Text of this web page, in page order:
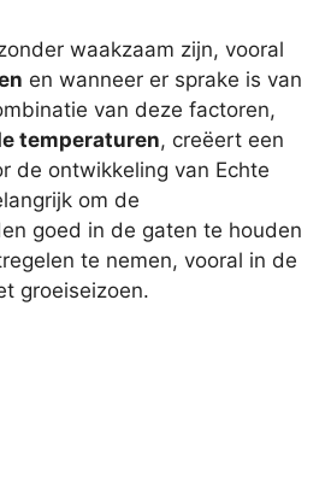
waakzaam zijn, vooral
en wanneer er sprake is van
van deze factoren,
temperaturen, creëert een
de ontwikkeling van Echte
om de
goed in de gaten te houden
te nemen, vooral in de
groeiseizoen.